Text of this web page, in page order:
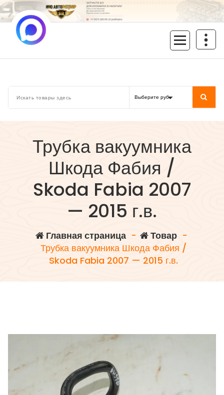
Перейти
к
содержимому
Трубка вакуумника
Шкода Фабия /
Skoda Fabia 2007
— 2015 г.в.
Главная страница- Товар-
Трубка вакуумника Шкода Фабия /
Skoda Fabia 2007 — 2015 г.в.